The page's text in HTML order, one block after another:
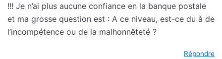
!!! Je n’ai plus aucune confiance en la banque postale
et ma grosse question est : A ce niveau, est-ce du à de
l’incompétence ou de la malhonnêteté ?
Répondre